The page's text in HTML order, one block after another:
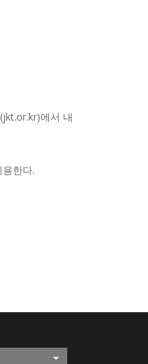
에서 내
한다.